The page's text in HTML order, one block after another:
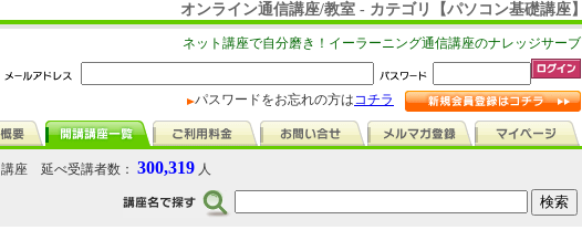
オンライン通信講座/教室 - カテゴリ【パソコン基礎講座】
ネット講座で自分磨き！イーラーニング通信講座のナレッジサーブ
パスワードをお忘れの方はコチラ
講座 延べ受講者数： 300,319 人